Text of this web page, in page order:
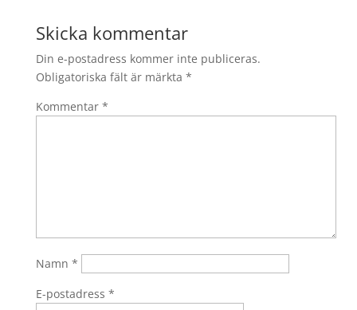
Skicka kommentar
Din e-postadress kommer inte publiceras.
Obligatoriska fält är märkta *
Kommentar *
Namn *
E-postadress *